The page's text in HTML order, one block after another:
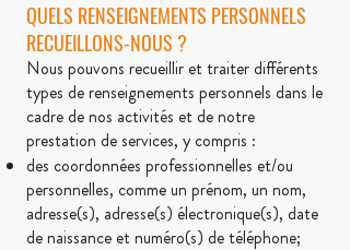
QUELS RENSEIGNEMENTS PERSONNELS
RECUEILLONS-NOUS ?
Nous pouvons recueillir et traiter différents
types de renseignements personnels dans le
cadre de nos activités et de notre
prestation de services, y compris :
des coordonnées professionnelles et/ou
personnelles, comme un prénom, un nom,
adresse(s), adresse(s) électronique(s), date
de naissance et numéro(s) de téléphone;